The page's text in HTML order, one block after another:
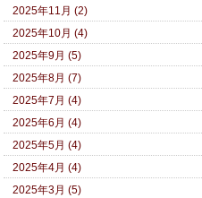
2025年11月 (2)
2025年10月 (4)
2025年9月 (5)
2025年8月 (7)
2025年7月 (4)
2025年6月 (4)
2025年5月 (4)
2025年4月 (4)
2025年3月 (5)